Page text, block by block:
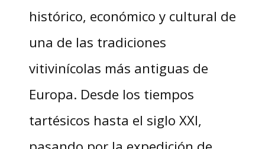
histórico, económico y cultural de
una de las tradiciones
vitivinícolas más antiguas de
Europa. Desde los tiempos
tartésicos hasta el siglo XXI,